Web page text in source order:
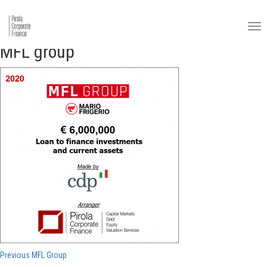
MFL group
Navigazione
Previous Previous
MFL Group